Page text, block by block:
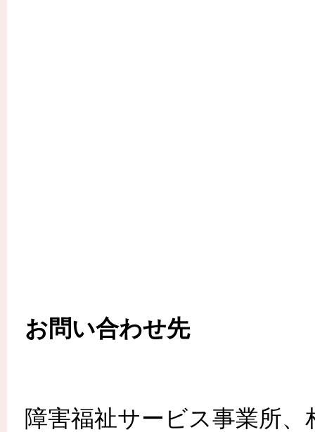
お問い合わせ先
障害福祉サービス事業所